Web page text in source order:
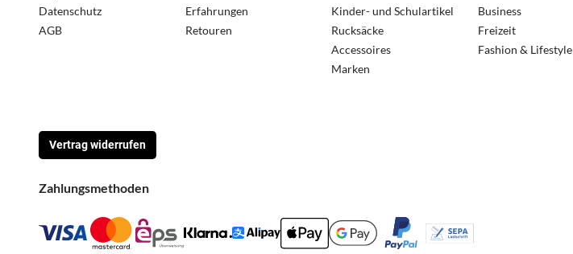
Erfahrungen
Retouren
Kinder- und Schulartikel
Rucksäcke
Accessoires
Marken
Vertrag widerrufen
Business
Freizeit
Fashion & Lifestyle
Datenschutz
AGB
Zahlungsmethoden